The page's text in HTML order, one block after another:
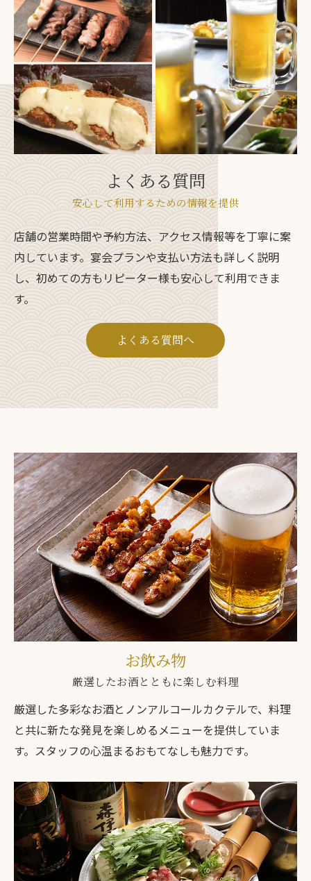
よくある質問
安心して利用するための情報を提供
店舗の営業時間や予約方法、アクセス情報等を丁寧に案
内しています。宴会プランや支払い方法も詳しく説明
し、初めての方もリピーター様も安心して利用できま
す。
よくある質問へ
お飲み物
厳選したお酒とともに楽しむ料理
厳選した多彩なお酒とノンアルコールカクテルで、料理
と共に新たな発見を楽しめるメニューを提供していま
す。スタッフの心温まるおもてなしも魅力です。